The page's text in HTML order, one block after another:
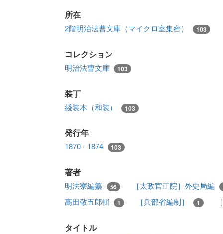
所在
2階明治法曹文庫（マイクロ室集密） 103
コレクション
明治法曹文庫 103
装丁
綫装本（和装） 103
発行年
1870 - 1874 103
著者
明法寮編纂 56 ［太政官正院］外史局編
髙田敬五郎輯 1 ［兵部省編制］ 1
タイトル